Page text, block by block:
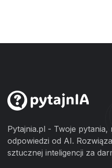
Pytajnia.pl - Twoje pytania,
odpowiedzi od AI.
sztucznej inteligencji za